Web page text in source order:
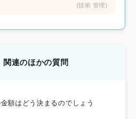
(技術 管理)
関連のほかの質問
額はどう決まるのでしょう